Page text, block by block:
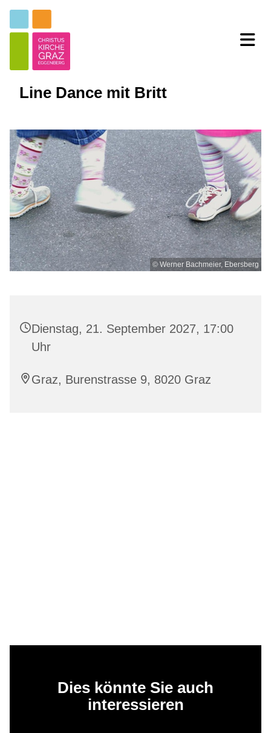
Line Dance mit Britt
© Werner Bachmeier, Ebersberg
Dienstag, 21. September 2027, 17:00
Uhr
Graz, Burenstrasse 9, 8020 Graz
Dies könnte Sie auch
interessieren